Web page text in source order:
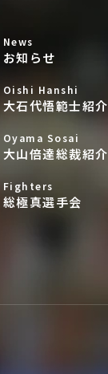
News
お知らせ
Oishi Hanshi
大石代悟範士紹介
Oyama Sosai
大山倍達総裁紹介
Fighters
総極真選手会